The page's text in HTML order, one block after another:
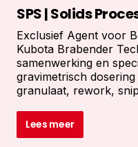
SPS | Solids
Exclusief Agent voor
Kubota Brabender
samenwerking en
gravimetrisch
granulaat, rework,
Lees meer